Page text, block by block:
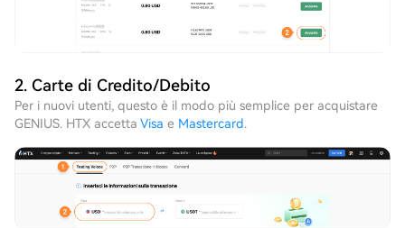
2. Carte di Credito/Debito
Per i nuovi utenti, questo è il modo più semplice per acquistare
GENIUS. HTX accetta Visa e Mastercard.